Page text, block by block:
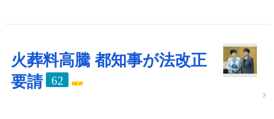
火葬料高騰 都知事が法改正
要請
62